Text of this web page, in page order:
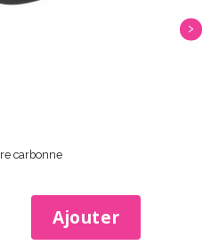
carbonne
Ajouter
›